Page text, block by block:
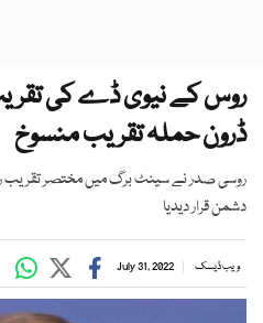
روس کے نیوی ڈے کی
ڈرون حملہ تقریب منسوخ
روسی صدر نے سینٹ برگ میں مختصر تقریب
دشمن قرار دیدیا
ویب ڈیسک July 31, 2022